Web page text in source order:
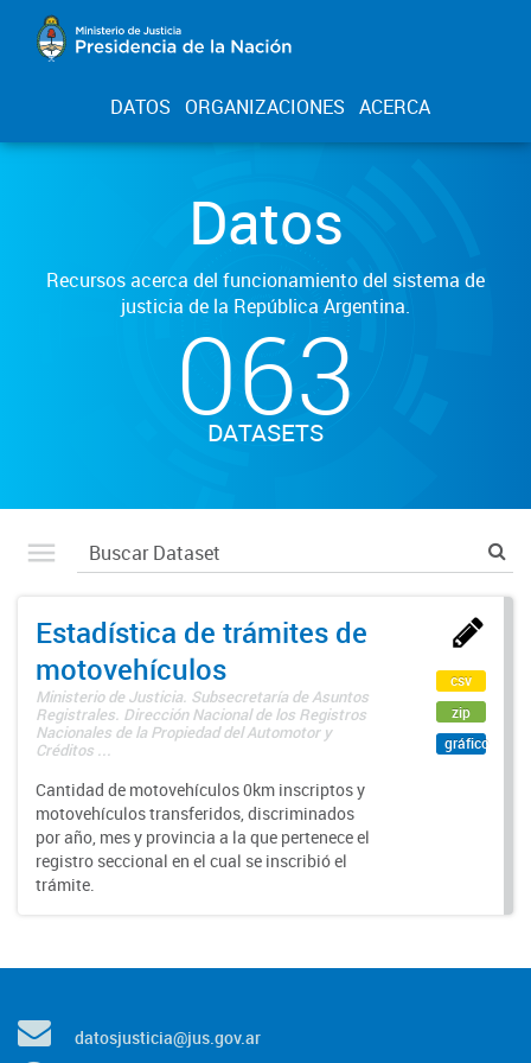
DATOS ORGANIZACIONES ACERCA
Datos
Recursos acerca del funcionamiento del sistema de
justicia de la República Argentina.
063
DATASETS
Estadística de trámites de
motovehículos
Ministerio de Justicia. Subsecretaría de Asuntos
Registrales. Dirección Nacional de los Registros
Nacionales de la Propiedad del Automotor y
Créditos ...
Cantidad de motovehículos 0km inscriptos y
motovehículos transferidos, discriminados
por año, mes y provincia a la que pertenece el
registro seccional en el cual se inscribió el
trámite.
csv
zip
gráfico
datosjusticia@jus.gov.ar